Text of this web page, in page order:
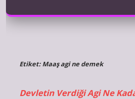
Etiket:Maaş agi ne demek
Devletin Verdiği Agi Ne